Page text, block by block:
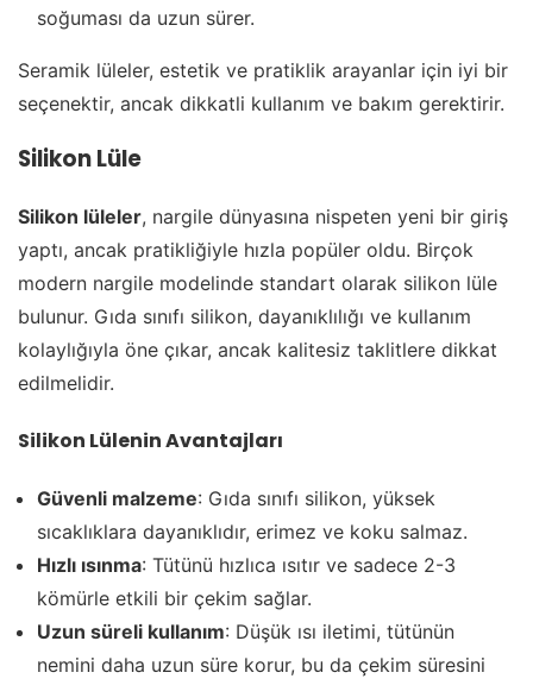
soğuması da uzun sürer.
Seramik lüleler, estetik ve pratiklik arayanlar için iyi bir
seçenektir, ancak dikkatli kullanım ve bakım gerektirir.
Silikon Lüle
Silikon lüleler, nargile dünyasına nispeten yeni bir giriş
yaptı, ancak pratikliğiyle hızla popüler oldu. Birçok
modern nargile modelinde standart olarak silikon lüle
bulunur. Gıda sınıfı silikon, dayanıklılığı ve kullanım
kolaylığıyla öne çıkar, ancak kalitesiz taklitlere dikkat
edilmelidir.
Silikon Lülenin Avantajları
Güvenli malzeme: Gıda sınıfı silikon, yüksek
sıcaklıklara dayanıklıdır, erimez ve koku salmaz.
Hızlı ısınma: Tütünü hızlıca ısıtır ve sadece 2-3
kömürle etkili bir çekim sağlar.
Uzun süreli kullanım: Düşük ısı iletimi, tütünün
nemini daha uzun süre korur, bu da çekim süresini